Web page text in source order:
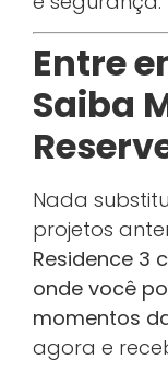
Entre
Saiba
Nada
projetos
Residence 3
onde você
momentos
agora e